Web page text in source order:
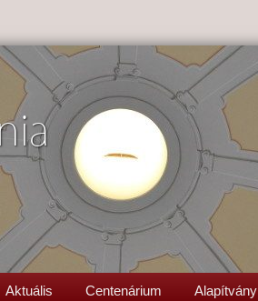
Aktuális Centenárium Alapítvány